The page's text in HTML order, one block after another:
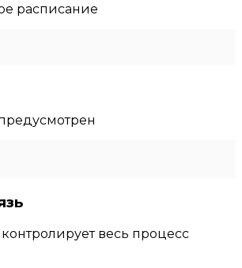
расписание
весь процесс